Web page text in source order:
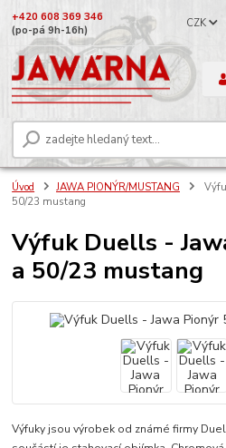
CZK
+420 608 369 346
(po-pá 9h-16h)
Úvod JAWA PIONÝR/MUSTANG
50/23 mustang
Výfuk Duells -
a 50/23 mustang
Výfuky jsou výrobek od známé firmy